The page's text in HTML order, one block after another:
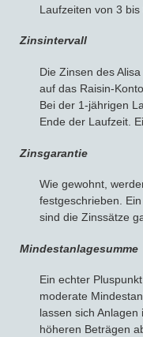
Laufzeiten von 3 bis
Zinsintervall
Die Zinsen des
auf das Raisin-
Bei der 1-jährigen
Ende der Laufzeit.
Zinsgarantie
Wie gewohnt,
festgeschrieben.
sind die Zinssätze
Mindestanlagesumme
Ein echter
moderate
lassen sich
höheren Beträgen